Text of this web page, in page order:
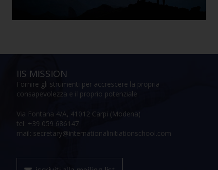
IIS MISSION
Fornire gli strumenti per accrescere la propria
consapevolezza e il proprio potenziale
Via Fontana 4/A, 41012 Carpi (Modena)
tel: +39 059 686147
mail: secretary@internationalinitiationschool.com